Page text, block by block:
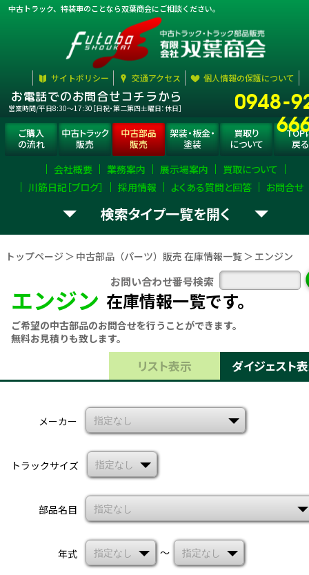
中古トラック、特装車のことなら双葉商会にご相談ください。
サイトポリシー 交通アクセス 個人情報の保護について
お電話でのお問合せコチラから
営業時間/平日8:30〜17:30［日祝・第二第四土曜日：休日］ 0948-
ご購入
の流れ
中古トラック
販売
中古部品
販売
架装・板金・
塗装
買取り
について
TOP
戻る
会社概要 業務案内 展示場案内
買取について
川筋日記［ブログ］
採用情報 よくある質問と回答 お問合せ
お探し トラック部品（パーツ）を選択 して下さい。
ミッション
キャビン
外装 ボデー
関連
全部品一覧検索
検索タイプ一覧
トップページ 中古部品（パーツ）販売 在庫情報一覧 エンジン
お問い合わせ番号検索
エンジン 在庫情報一覧です。
ご希望の中古部品のお問合せを行うことができます。
無料お見積りも致します。
リスト表示 ダイジェスト
メーカー
トラックサイズ
部品名目
年式 〜